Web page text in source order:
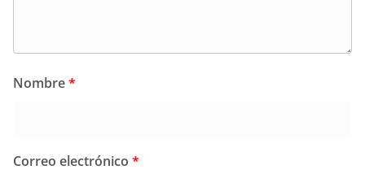
Nombre*
Correo electrónico *